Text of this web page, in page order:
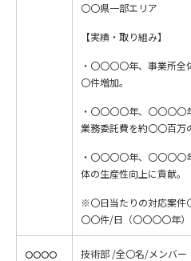
〇〇県一部エリア
【実績・取り組み】
・〇〇〇〇年、事業所
〇件増加。
・〇〇〇〇年、〇〇〇
業務委託費を約〇〇百万
・〇〇〇〇年、〇〇〇
体の生産性向上に貢献。
※〇日当たりの対応案件
〇〇件/日（〇〇〇〇年）
〇〇〇〇 技術部 /全〇名/メンバー